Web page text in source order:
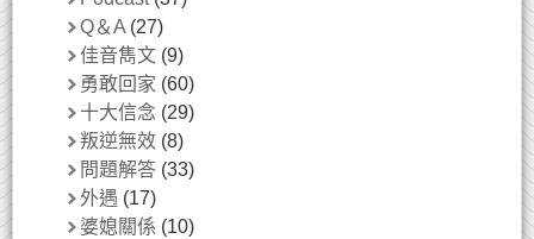
Q＆A (27)
佳音雋文 (9)
勇敢回家 (60)
十大信念 (29)
叛逆無效 (8)
問題解答 (33)
外遇 (17)
婆媳關係 (10)